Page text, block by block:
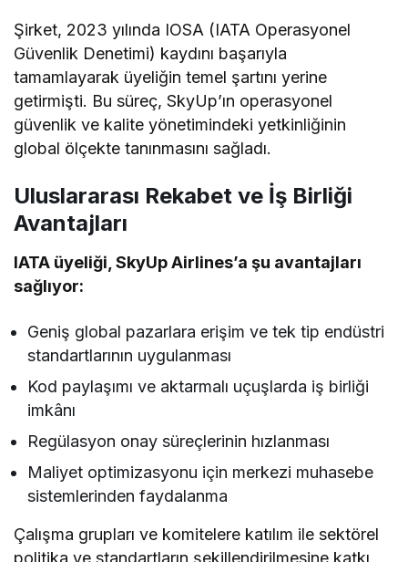
Şirket, 2023 yılında IOSA (IATA Operasyonel
Güvenlik Denetimi) kaydını başarıyla
tamamlayarak üyeliğin temel şartını yerine
getirmişti. Bu süreç, SkyUp’ın operasyonel
güvenlik ve kalite yönetimindeki yetkinliğinin
global ölçekte tanınmasını sağladı.
Uluslararası Rekabet ve İş Birliği
Avantajları
IATA üyeliği, SkyUp Airlines’a şu avantajları
sağlıyor:
Geniş global pazarlara erişim ve tek tip endüstri
standartlarının uygulanması
Kod paylaşımı ve aktarmalı uçuşlarda iş birliği
imkânı
Regülasyon onay süreçlerinin hızlanması
Maliyet optimizasyonu için merkezi muhasebe
sistemlerinden faydalanma
Çalışma grupları ve komitelere katılım ile sektörel
politika ve standartların şekillendirilmesine katkı